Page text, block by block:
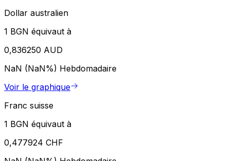
Dollar australien
1 BGN équivaut à
0,836250 AUD
NaN (NaN%) Hebdomadaire
Voir le graphique
Franc suisse
1 BGN équivaut à
0,477924 CHF